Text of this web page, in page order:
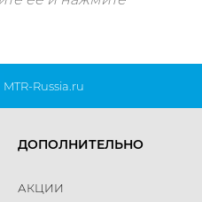
MTR-Russia.ru
ДОПОЛНИТЕЛЬНО
АКЦИИ